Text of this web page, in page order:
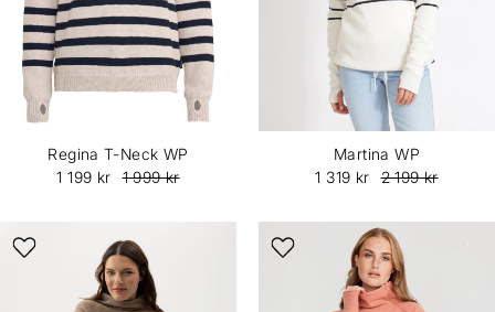
Regina T-Neck WP
1 199 kr
1 999 kr
Martina WP
1 319 kr
2 199 kr